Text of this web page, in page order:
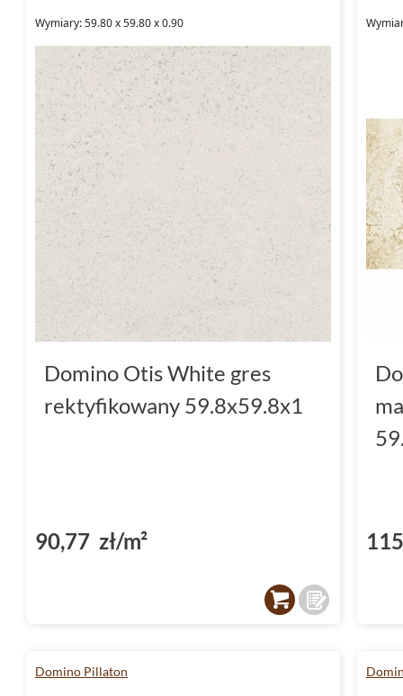
Wymiary: 59.80 x 59.80 x 0.90
Domino Otis White gres
rektyfikowany 59.8x59.8x1
90,77 zł/m²
Domino Pillaton